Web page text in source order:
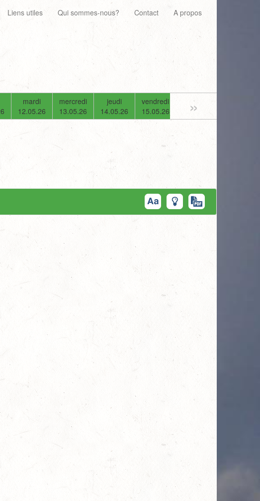
Liens utiles Qui sommes-nous? Contact A propos
mardi
12.05.26
mercredi
13.05.26
jeudi
14.05.26
vendredi
15.05.26
16.05.26
»